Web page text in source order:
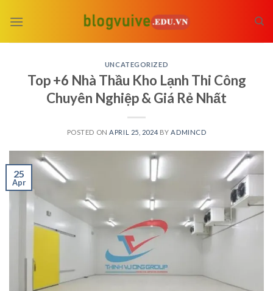
UNCATEGORIZED
Top +6 Nhà Thầu Kho Lạnh Thi Công
Chuyên Nghiệp & Giá Rẻ Nhất
POSTED ON APRIL 25, 2024 BY ADMINCD
25
Apr